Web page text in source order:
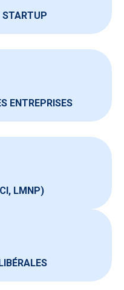
STARTUP
ENTREPRISES
LMNP)